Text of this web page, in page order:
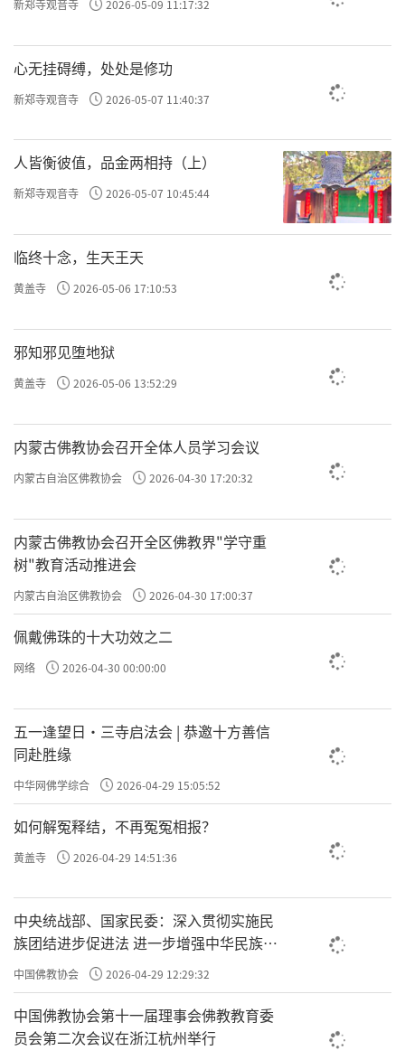
新郑寺观音寺 2026-05-09 11:17:32
心无挂碍缚，处处是修功
新郑寺观音寺 2026-05-07 11:40:37
人皆衡彼值，品金两相持（上）
新郑寺观音寺 2026-05-07 10:45:44
临终十念，生天王天
黄盖寺 2026-05-06 17:10:53
邪知邪见堕地狱
黄盖寺 2026-05-06 13:52:29
内蒙古佛教协会召开全体人员学习会议
内蒙古自治区佛教协会 2026-04-30 17:20:32
内蒙古佛教协会召开全区佛教界"学守重
树"教育活动推进会
内蒙古自治区佛教协会 2026-04-30 17:00:37
佩戴佛珠的十大功效之二
网络 2026-04-30 00:00:00
五一逢望日・三寺启法会 | 恭邀十方善信
同赴胜缘
中华网佛学综合 2026-04-29 15:05:52
如何解冤释结，不再冤冤相报？
黄盖寺 2026-04-29 14:51:36
中央统战部、国家民委：深入贯彻实施民
族团结进步促进法 进一步增强中华民族凝
聚力向心力
中国佛教协会 2026-04-29 12:29:32
中国佛教协会第十一届理事会佛教教育委
员会第二次会议在浙江杭州举行